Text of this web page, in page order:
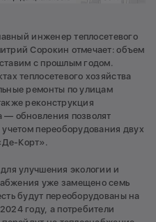
инженер теплосетевого
Сорокин отмечает: объем
с прошлым годом.
теплосетевого хозяйства
ремонты по улицам
реконструкция
— обновления позволят
переоборудования двух
Корт».
улучшения экологии и
уже замещено семь
будут переоборудованы на
году, а потребители